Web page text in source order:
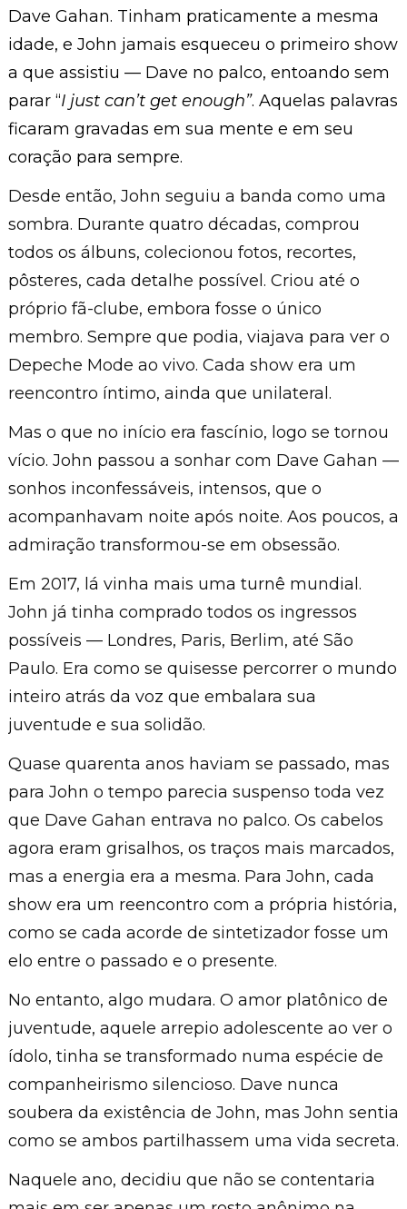
Dave Gahan. Tinham praticamente a mesma
idade, e John jamais esqueceu o primeiro show
a que assistiu — Dave no palco, entoando sem
parar “I just can’t get enough”. Aquelas palavras
ficaram gravadas em sua mente e em seu
coração para sempre.
Desde então, John seguiu a banda como uma
sombra. Durante quatro décadas, comprou
todos os álbuns, colecionou fotos, recortes,
pôsteres, cada detalhe possível. Criou até o
próprio fã-clube, embora fosse o único
membro. Sempre que podia, viajava para ver o
Depeche Mode ao vivo. Cada show era um
reencontro íntimo, ainda que unilateral.
Mas o que no início era fascínio, logo se tornou
vício. John passou a sonhar com Dave Gahan —
sonhos inconfessáveis, intensos, que o
acompanhavam noite após noite. Aos poucos, a
admiração transformou-se em obsessão.
Em 2017, lá vinha mais uma turnê mundial.
John já tinha comprado todos os ingressos
possíveis — Londres, Paris, Berlim, até São
Paulo. Era como se quisesse percorrer o mundo
inteiro atrás da voz que embalara sua
juventude e sua solidão.
Quase quarenta anos haviam se passado, mas
para John o tempo parecia suspenso toda vez
que Dave Gahan entrava no palco. Os cabelos
agora eram grisalhos, os traços mais marcados,
mas a energia era a mesma. Para John, cada
show era um reencontro com a própria história,
como se cada acorde de sintetizador fosse um
elo entre o passado e o presente.
No entanto, algo mudara. O amor platônico de
juventude, aquele arrepio adolescente ao ver o
ídolo, tinha se transformado numa espécie de
companheirismo silencioso. Dave nunca
soubera da existência de John, mas John sentia
como se ambos partilhassem uma vida secreta.
Naquele ano, decidiu que não se contentaria